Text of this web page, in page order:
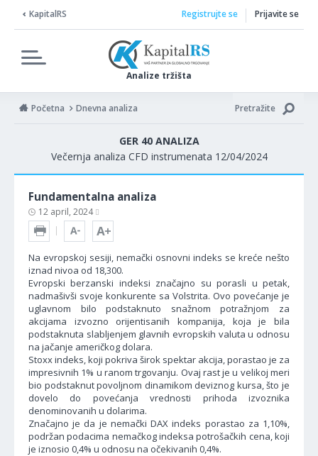
KapitalRS
Analize tržišta
Registrujte se Prijavite se
Početna Dnevna analiza Pretražite
GER 40 ANALIZA
Večernja analiza CFD instrumenata 12/04/2024
Fundamentalna analiza
12 april, 2024
Na evropskoj sesiji, nemački osnovni indeks se kreće nešto
iznad nivoa od 18,300.
Evropski berzanski indeksi značajno su porasli u petak,
nadmašivši svoje konkurente sa Volstrita. Ovo povećanje je
uglavnom bilo podstaknuto snažnom potražnjom za
akcijama izvozno orijentisanih kompanija, koja je bila
podstaknuta slabljenjem glavnih evropskih valuta u odnosu
na jačanje američkog dolara.
Stoxx indeks, koji pokriva širok spektar akcija, porastao je za
impresivnih 1% u ranom trgovanju. Ovaj rast je u velikoj meri
bio podstaknut povoljnom dinamikom deviznog kursa, što je
dovelo do povećanja vrednosti prihoda izvoznika
denominovanih u dolarima.
Značajno je da je nemački DAX indeks porastao za 1,10%,
podržan podacima nemačkog indeksa potrošačkih cena, koji
je iznosio 0,4% u odnosu na očekivanih 0,4%.